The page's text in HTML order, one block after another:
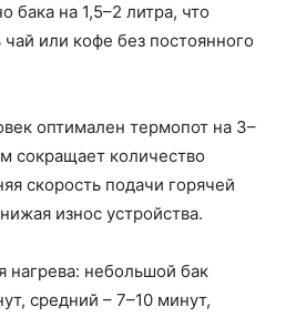
бака на 1,5–2 литра, что
чай или кофе без постоянного
оптимален термопот на 3–
сокращает количество
скорость подачи горячей
износ устройства.
нагрева: небольшой бак
средний – 7–10 минут,